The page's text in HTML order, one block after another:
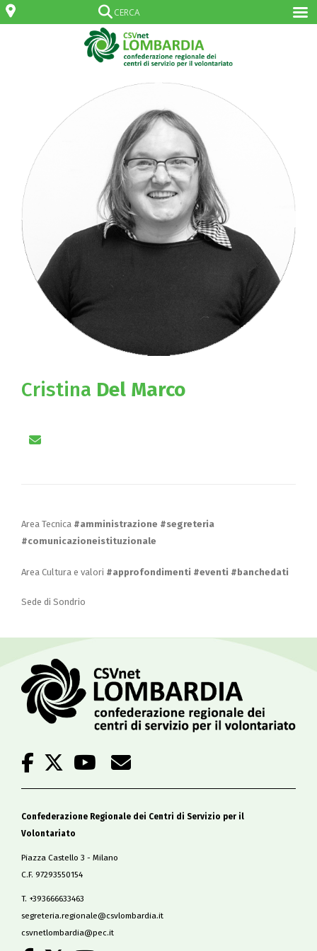
Cristina Del Marco
Area Tecnica #amministrazione #segreteria
#comunicazioneistituzionale
Area Cultura e valori #approfondimenti #eventi #banchedati
Sede di Sondrio
Confederazione Regionale dei Centri di Servizio per il
Volontariato
Piazza Castello 3 - Milano
C.F. 97293550154
T. +393666633463
segreteria.regionale@csvlombardia.it
csvnetlombardia@pec.it